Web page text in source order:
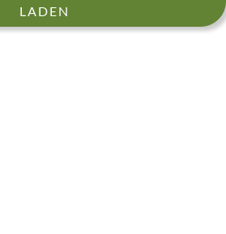
LADEN